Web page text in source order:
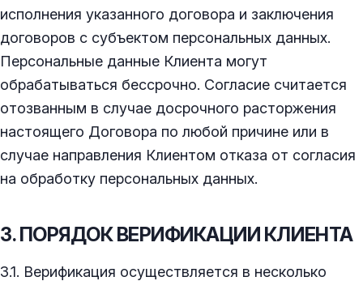
исполнения указанного договора и заключения
договоров с субъектом персональных данных.
Персональные данные Клиента могут
обрабатываться бессрочно. Согласие считается
отозванным в случае досрочного расторжения
настоящего Договора по любой причине или в
случае направления Клиентом отказа от согласия
на обработку персональных данных.
3. ПОРЯДОК ВЕРИФИКАЦИИ КЛИЕНТА
3.1. Верификация осуществляется в несколько